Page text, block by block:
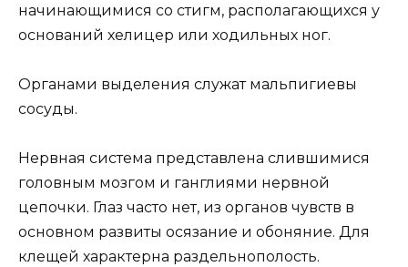
начинающимися со стигм, располагающихся у
оснований хелицер или ходильных ног.
Органами выделения служат мальпигиевы
сосуды.
Нервная система представлена слившимися
головным мозгом и ганглиями нервной
цепочки. Глаз часто нет, из органов чувств в
основном развиты осязание и обоняние. Для
клещей характерна раздельнополость.